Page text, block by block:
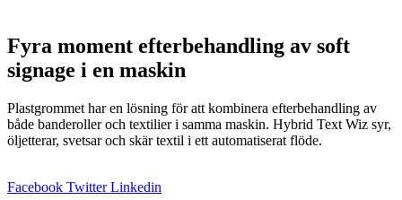
Fyra moment efterbehandling av soft
signage i en maskin
Plastgrommet har en lösning för att kombinera efterbehandling av
både banderoller och textilier i samma maskin. Hybrid Text Wiz syr,
öljetterar, svetsar och skär textil i ett automatiserat flöde.
Facebook Twitter Linkedin